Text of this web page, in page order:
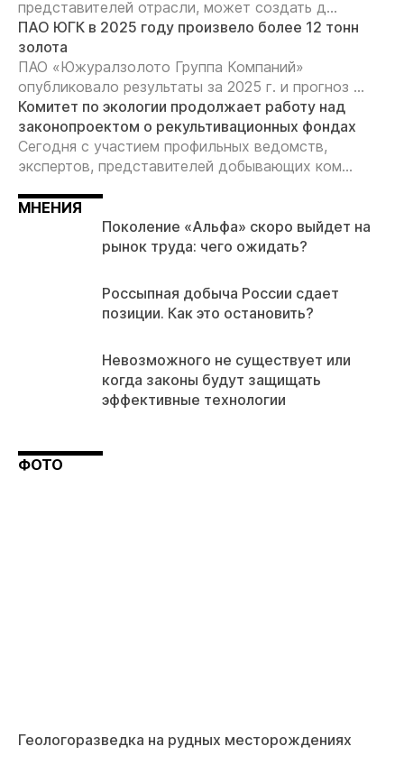
представителей отрасли, может создать д...
ПАО ЮГК в 2025 году произвело более 12 тонн
золота
ПАО «Южуралзолото Группа Компаний»
опубликовало результаты за 2025 г. и прогноз ...
Комитет по экологии продолжает работу над
законопроектом о рекультивационных фондах
Сегодня с участием профильных ведомств,
экспертов, представителей добывающих ком...
МНЕНИЯ
Поколение «Альфа» скоро выйдет на
рынок труда: чего ожидать?
Россыпная добыча России сдает
позиции. Как это остановить?
Невозможного не существует или
когда законы будут защищать
эффективные технологии
ФОТО
Геологоразведка на рудных месторождениях